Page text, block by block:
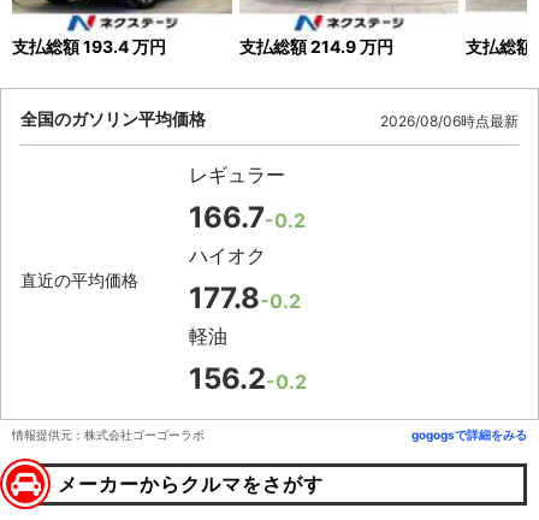
支払総額193.4万円 支払総額214.9万円 支払総額
全国のガソリン平均価格 2026/08/06時点最新
直近の平均価格
レギュラー
166.7-0.2
ハイオク
177.8-0.2
軽油
156.2-0.2
情報提供元：株式会社ゴーゴーラボ gogogsで詳細をみる
メーカーからクルマをさがす